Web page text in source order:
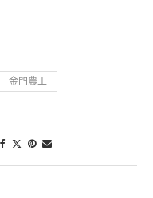
金門農工